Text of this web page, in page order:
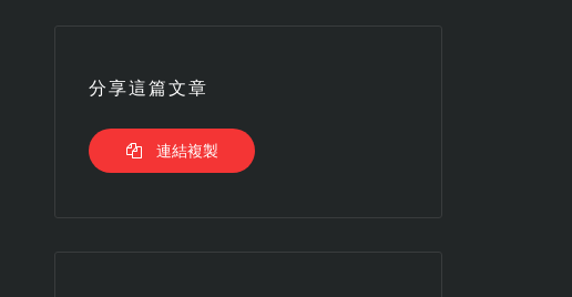
分享這篇文章
連結複製